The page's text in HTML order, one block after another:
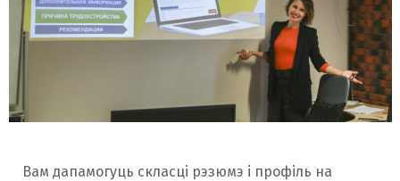
Вам дапамогуць скласці рэзюмэ і профіль на